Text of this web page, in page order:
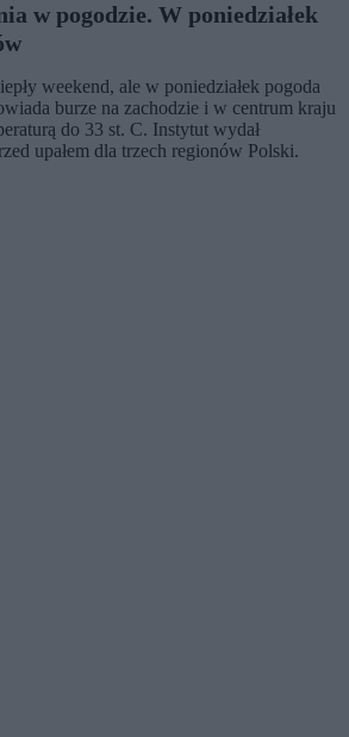
w pogodzie. W poniedziałek
weekend, ale w poniedziałek pogoda
burze na zachodzie i w centrum kraju
do 33 st. C. Instytut wydał
upałem dla trzech regionów Polski.